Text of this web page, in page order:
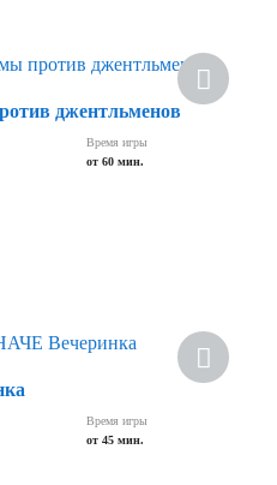
джентльменов
Время игры
от 60 мин.
Время игры
от 45 мин.